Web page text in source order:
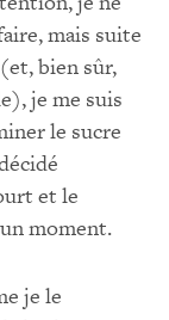
mais suite
bien sûr,
je me suis
le sucre
et le
moment.
je le